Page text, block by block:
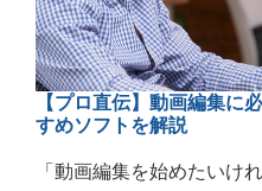
【プロ直伝】動画編集に
すめソフトを解説
「動画編集を始めたいけ